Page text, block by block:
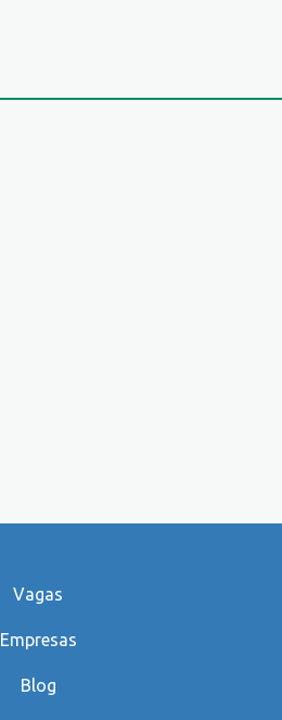
Vagas
Empresas
Blog